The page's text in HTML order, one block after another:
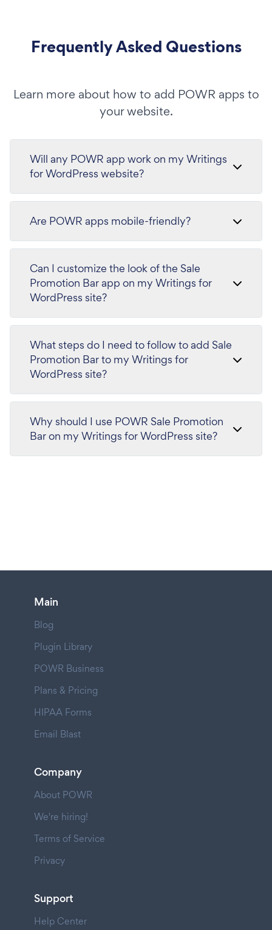
Frequently Asked Questions
Learn more about how to add POWR apps to
your website.
Will any POWR app work on my Writings
for WordPress website?
Are POWR apps mobile-friendly?
Can I customize the look of the Sale
Promotion Bar app on my Writings for
WordPress site?
What steps do I need to follow to add Sale
Promotion Bar to my Writings for
WordPress site?
Why should I use POWR Sale Promotion
Bar on my Writings for WordPress site?
Main
Blog
Plugin Library
POWR Business
Plans & Pricing
HIPAA Forms
Email Blast
Company
About POWR
We're hiring!
Terms of Service
Privacy
Support
Help Center